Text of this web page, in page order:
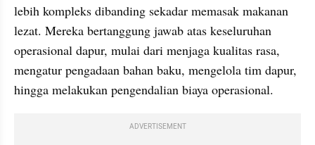
lebih kompleks dibanding sekadar memasak makanan
lezat. Mereka bertanggung jawab atas keseluruhan
operasional dapur, mulai dari menjaga kualitas rasa,
mengatur pengadaan bahan baku, mengelola tim dapur,
hingga melakukan pengendalian biaya operasional.
ADVERTISEMENT